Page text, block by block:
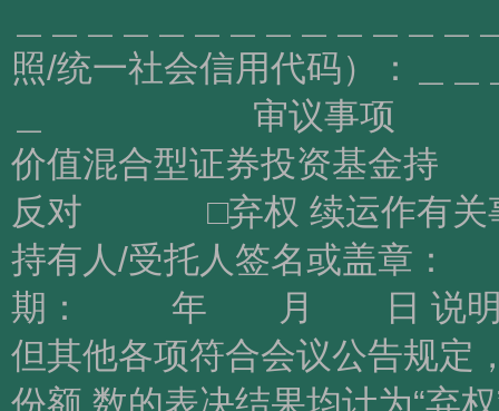
照/统一社会信用代码）：＿
＿ 审议事项 表
价值混合型证
反对 □弃权 续运作
持有人/受托人
期： 年 月 日 说明： 能
但其他各项符合会议公告规定